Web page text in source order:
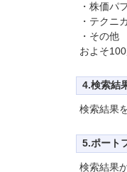
・株価パ
・テクニ
・その他
およそ
4.検索結
検索結果
5.ポート
検索結果